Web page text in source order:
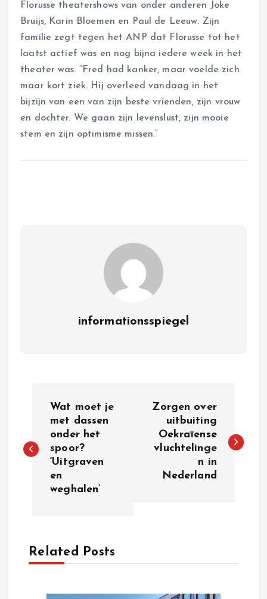
Florusse theatershows van onder anderen Joke
Bruijs, Karin Bloemen en Paul de Leeuw. Zijn
familie zegt tegen het ANP dat Florusse tot het
laatst actief was en nog bijna iedere week in het
theater was. “Fred had kanker, maar voelde zich
maar kort ziek. Hij overleed vandaag in het
bijzijn van een van zijn beste vrienden, zijn vrouw
en dochter. We gaan zijn levenslust, zijn mooie
stem en zijn optimisme missen.”
informationsspiegel
s
a
v
Wat moet je
met dassen
onder het
spoor?
‘Uitgraven
en
weghalen’
Zorgen over
uitbuiting
Oekraïense
vluchtelinge
n in
Nederland
Related Posts